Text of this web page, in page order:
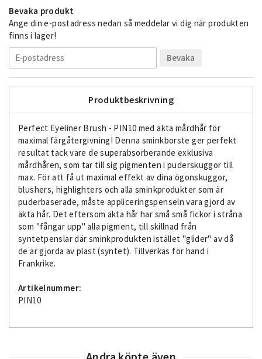
Bevaka produkt
Ange din e-postadress nedan så meddelar vi dig när produkten
finns i lager!
Bevaka
Produktbeskrivning
Perfect Eyeliner Brush - PIN10 med äkta mårdhår för
maximal färgåtergivning! Denna sminkborste ger perfekt
resultat tack vare de superabsorberande exklusiva
mårdhåren, som tar till sig pigmenten i puderskuggor till
max. För att få ut maximal effekt av dina ögonskuggor,
blushers, highlighters och alla sminkprodukter som är
puderbaserade, måste appliceringspenseln vara gjord av
äkta hår. Det eftersom äkta hår har små små fickor i stråna
som "fångar upp" alla pigment, till skillnad från
syntetpenslar där sminkprodukten istället "glider" av då
de är gjorda av plast (syntet). Tillverkas för hand i
Frankrike.
Artikelnummer:
PIN10